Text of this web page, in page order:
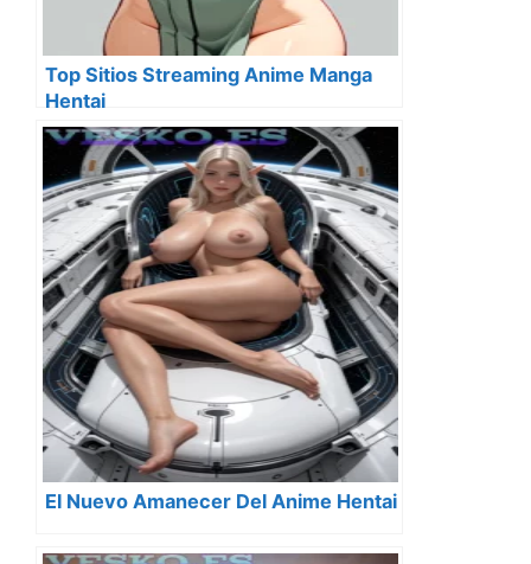
Top Sitios Streaming Anime Manga
Hentai
El Nuevo Amanecer Del Anime Hentai